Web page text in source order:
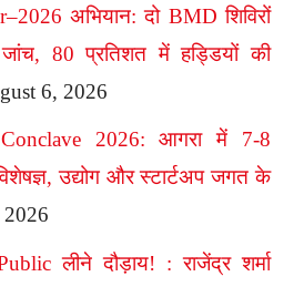
अभियान: दो BMD शिविरों
80 प्रतिशत में हड्डियों की
6, 2026
2026: आगरा में 7-8
उद्योग और स्टार्टअप जगत के
लीने दौड़ाय! : राजेंद्र शर्मा